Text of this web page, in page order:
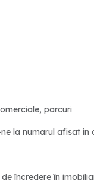
parcuri
la numarul afisat in
încredere în